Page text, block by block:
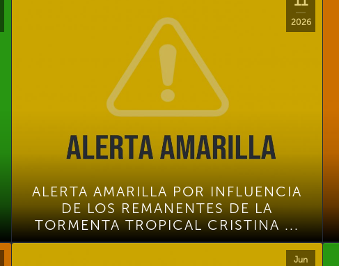
2026
ALERTA AMARILLA POR INFLUENCIA
DE LOS REMANENTES DE LA
TORMENTA TROPICAL CRISTINA ...
Jun